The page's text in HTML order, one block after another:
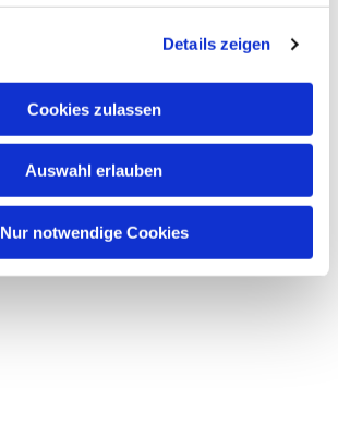
Details zeigen
Cookies zulassen
Auswahl erlauben
Nur notwendige Cookies